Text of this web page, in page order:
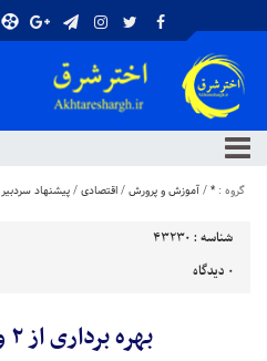
گروه : *
/آموزش و پرورش/اقتصادی/پیشنهاد سردبیر
شناسه : 43230
۰ دیدگاه
بهره‌ برداری از ۲ واحد آموزشی در مناطق روستایی تایباد